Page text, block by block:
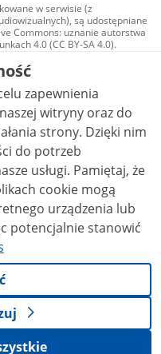
w serwisie (z
są udostępniane
Commons: uznanie autorstwa
4.0 (CC BY-SA 4.0).
w tym zdjęcia, materiały
na licencji typu
autorstwa użycie
zależnych 4.0 (CC BY-
to stwierdzone inaczej.
zapewnienia
witryny oraz do
Dzięki nim
do potrzeb
Pamiętaj, że
cookie mogą
urządzenia lub
potencjalnie stanowić